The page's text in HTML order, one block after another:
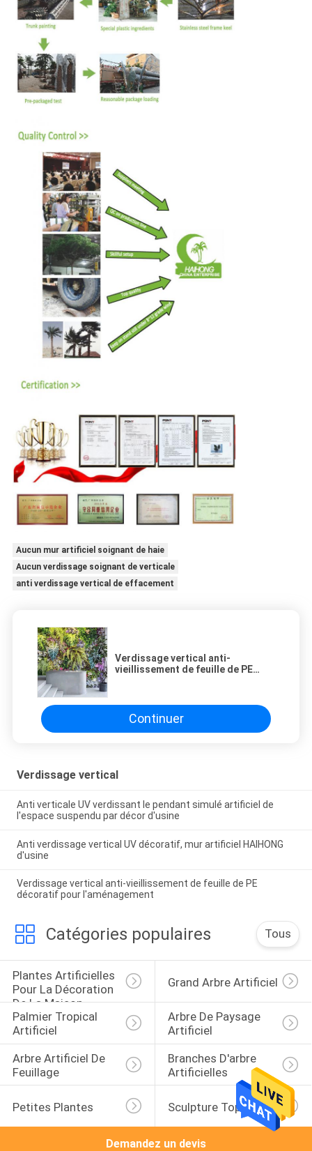
Aucun mur artificiel soignant de haie
Aucun verdissage soignant de verticale
anti verdissage vertical de effacement
Verdissage vertical anti-
vieillissement de feuille de PE
Continuer
Verdissage vertical
Anti verticale UV verdissant le pendant simulé artificiel de
l'espace suspendu par décor d'usine
Anti verdissage vertical UV décoratif, mur artificiel HAIHONG
d'usine
Verdissage vertical anti-vieillissement de feuille de PE
décoratif pour l'aménagement
Catégories populaires Tous
Plantes Artificielles
Pour La Décoration
De La Maison
Grand Arbre Artificiel
Palmier Tropical
Artificiel
Arbre De Paysage
Artificiel
Arbre Artificiel De
Feuillage
Branches D'arbre
Artificielles
Petites Plantes Sculpture Topiaire
Demandez un devis